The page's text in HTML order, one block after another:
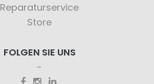
Reparaturservice
Store
FOLGEN SIE UNS